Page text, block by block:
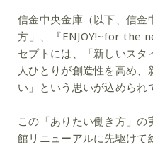
信金中央金庫（以下、信金
方」、『ENJOY!~for the
セプトには、「新しいス
人ひとりが創造性を高め
い」という思いが込められ
この「ありたい働き方」
館リニューアルに先駆けて